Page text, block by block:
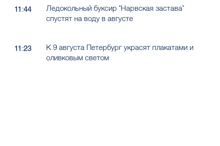
11:44
Ледокольный буксир "Нарвская застава"
спустят на воду в августе
11:23
К 9 августа Петербург украсят плакатами и
оливковым светом